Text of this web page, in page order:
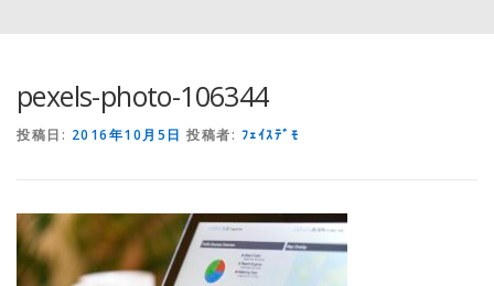
pexels-photo-106344
投稿日: 2016年10月5日 投稿者: ﾌｪｲｽﾃﾞﾓ